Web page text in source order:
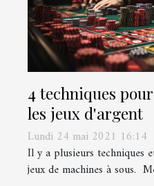
4 techniques
les jeux d'argent
Lundi 24 mai 2021 16:14
Il y a plusieurs techniques
jeux de machines à sous.